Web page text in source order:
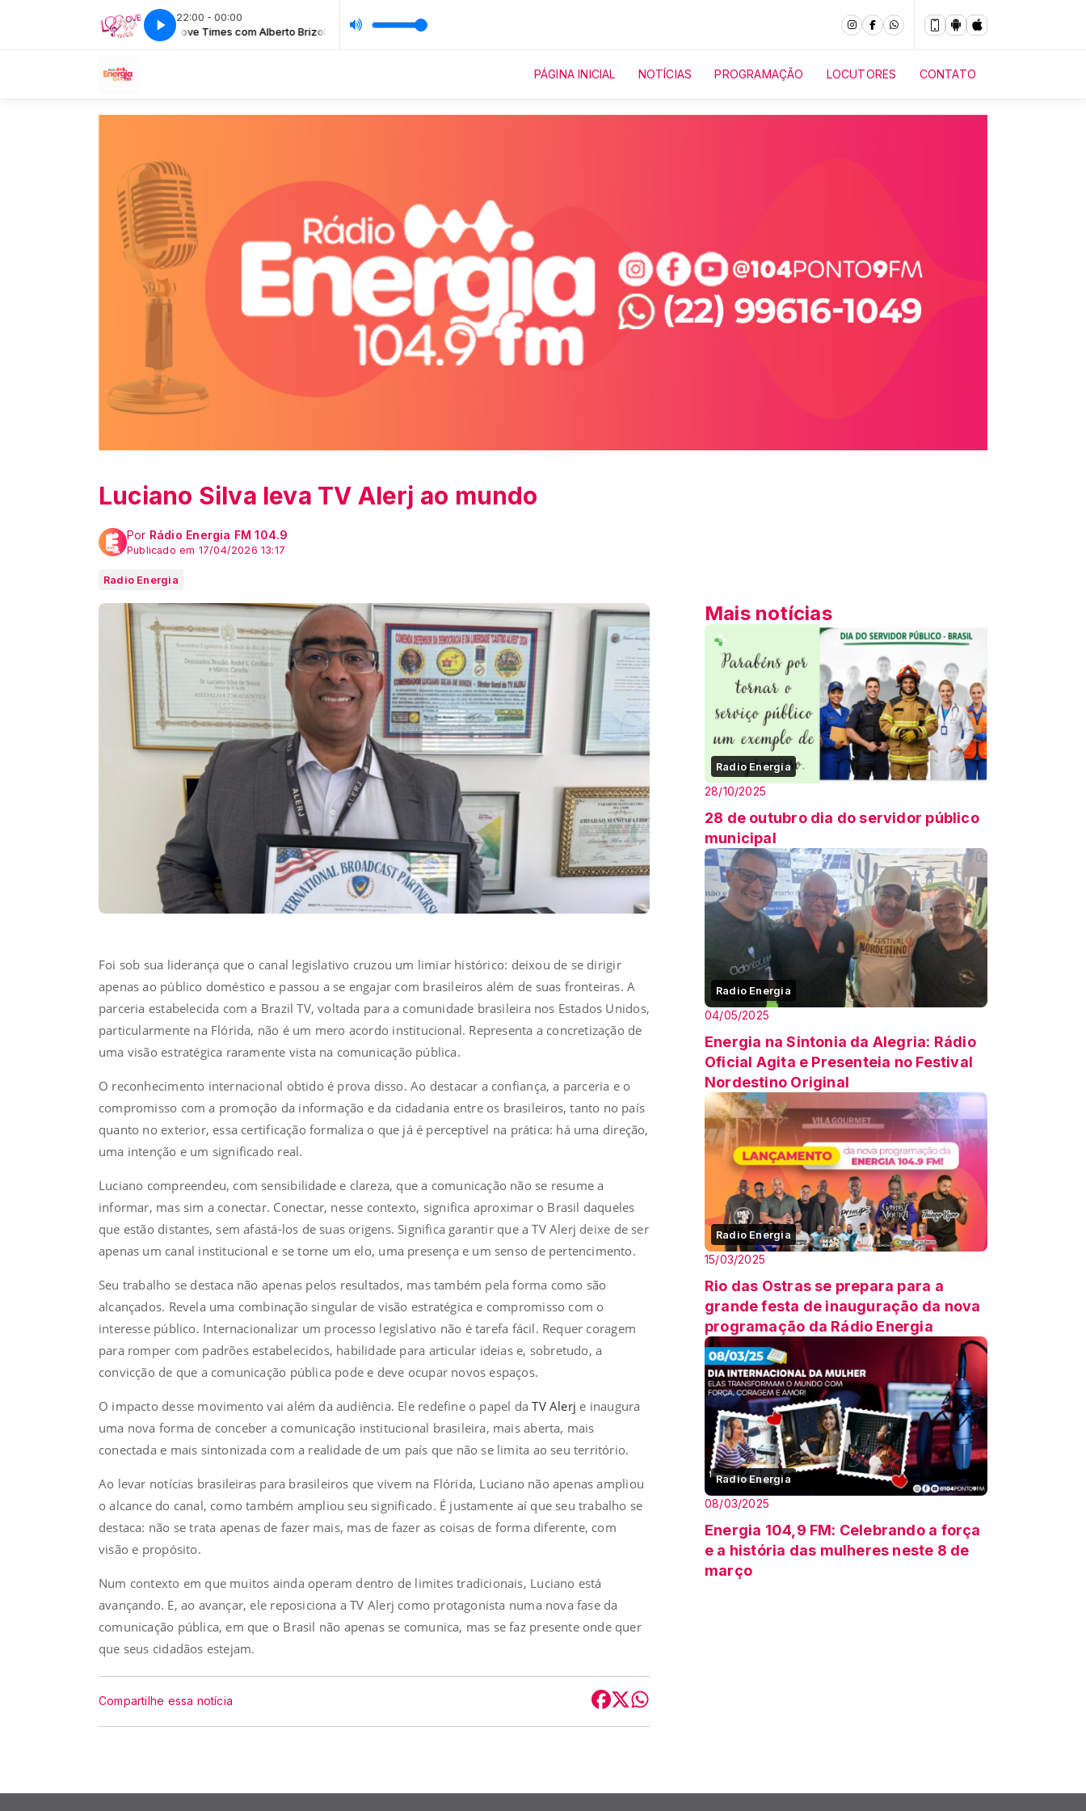
22:00 - 00:00
Brizola com Alberto Brizola Love Times com Alberto Brizola com Alberto Brizola
PÁGINA INICIAL NOTÍCIAS PROGRAMAÇÃO LOCUTORES CONTATO
Luciano Silva leva TV Alerj ao mundo
Por Rádio Energia FM 104.9
Publicado em 17/04/2026 13:17
Radio Energia
Foi sob sua liderança que o canal legislativo cruzou um limiar histórico: deixou de se dirigir
apenas ao público doméstico e passou a se engajar com brasileiros além de suas fronteiras. A
parceria estabelecida com a Brazil TV, voltada para a comunidade brasileira nos Estados Unidos,
particularmente na Flórida, não é um mero acordo institucional. Representa a concretização de
uma visão estratégica raramente vista na comunicação pública.
O reconhecimento internacional obtido é prova disso. Ao destacar a confiança, a parceria e o
compromisso com a promoção da informação e da cidadania entre os brasileiros, tanto no país
quanto no exterior, essa certificação formaliza o que já é perceptível na prática: há uma direção,
uma intenção e um significado real.
Luciano compreendeu, com sensibilidade e clareza, que a comunicação não se resume a
informar, mas sim a conectar. Conectar, nesse contexto, significa aproximar o Brasil daqueles
que estão distantes, sem afastá-los de suas origens. Significa garantir que a TV Alerj deixe de ser
apenas um canal institucional e se torne um elo, uma presença e um senso de pertencimento.
Seu trabalho se destaca não apenas pelos resultados, mas também pela forma como são
alcançados. Revela uma combinação singular de visão estratégica e compromisso com o
interesse público. Internacionalizar um processo legislativo não é tarefa fácil. Requer coragem
para romper com padrões estabelecidos, habilidade para articular ideias e, sobretudo, a
convicção de que a comunicação pública pode e deve ocupar novos espaços.
O impacto desse movimento vai além da audiência. Ele redefine o papel daTV Alerj e inaugura
uma nova forma de conceber a comunicação institucional brasileira, mais aberta, mais
conectada e mais sintonizada com a realidade de um país que não se limita ao seu território.
Ao levar notícias brasileiras para brasileiros que vivem na Flórida, Luciano não apenas ampliou
o alcance do canal, como também ampliou seu significado. É justamente aí que seu trabalho se
destaca: não se trata apenas de fazer mais, mas de fazer as coisas de forma diferente, com
visão e propósito.
Num contexto em que muitos ainda operam dentro de limites tradicionais, Luciano está
avançando. E, ao avançar, ele reposiciona a TV Alerj como protagonista numa nova fase da
comunicação pública, em que o Brasil não apenas se comunica, mas se faz presente onde quer
que seus cidadãos estejam.
Compartilhe essa notícia
Mais notícias
Radio Energia
28/10/2025
28 de outubro dia do servidor público
municipal
Radio Energia
04/05/2025
Energia na Sintonia da Alegria: Rádio
Oficial Agita e Presenteia no Festival
Nordestino Original
Radio Energia
15/03/2025
Rio das Ostras se prepara para a
grande festa de inauguração da nova
programação da Rádio Energia
Radio Energia
08/03/2025
Energia 104,9 FM: Celebrando a força
e a história das mulheres neste 8 de
março